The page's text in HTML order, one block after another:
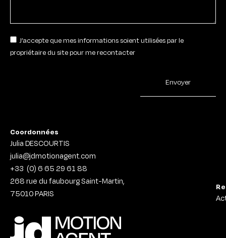
J’accepte que mes informations soient utilisées par le
propriétaire du site pour me recontacter
Envoyer
Coordonnées
Julia DESCOURTIS
julia@jdmotionagent.com
+33 (0) 6 65 29 61 88
268 rue du faubourg Saint-Martin,
75010PARIS